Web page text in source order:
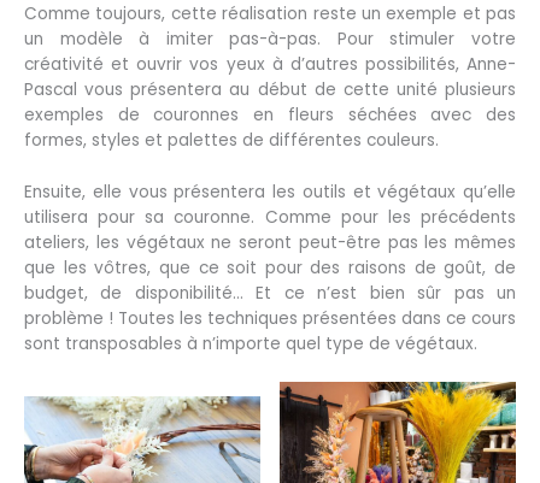
Comme toujours, cette réalisation reste un exemple et pas
un modèle à imiter pas-à-pas. Pour stimuler votre
créativité et ouvrir vos yeux à d’autres possibilités, Anne-
Pascal vous présentera au début de cette unité plusieurs
exemples de couronnes en fleurs séchées avec des
formes, styles et palettes de différentes couleurs.
Ensuite, elle vous présentera les outils et végétaux qu’elle
utilisera pour sa couronne. Comme pour les précédents
ateliers, les végétaux ne seront peut-être pas les mêmes
que les vôtres, que ce soit pour des raisons de goût, de
budget, de disponibilité… Et ce n’est bien sûr pas un
problème ! Toutes les techniques présentées dans ce cours
sont transposables à n’importe quel type de végétaux.